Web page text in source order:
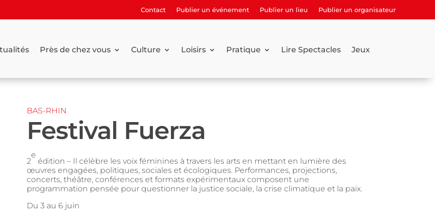
Contact Publier un événement Publier un lieu Publier un organisateur
Près de chez vous Culture Loisirs Pratique Lire Spectacles Jeux
BAS-RHIN
Festival Fuerza
2
e
édition – Il célèbre les voix féminines à travers les arts en mettant en lumière des
œuvres engagées, politiques, sociales et écologiques. Performances, projections,
concerts, théâtre, conférences et formats expérimentaux composent une
programmation pensée pour questionner la justice sociale, la crise climatique et la paix.
Du 3 au 6 juin